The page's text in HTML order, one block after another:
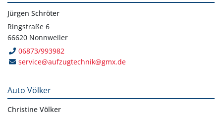
Jürgen Schröter
Ringstraße 6
66620 Nonnweiler
06873/993982
service@aufzugtechnik@gmx.de
Auto Völker
Christine Völker